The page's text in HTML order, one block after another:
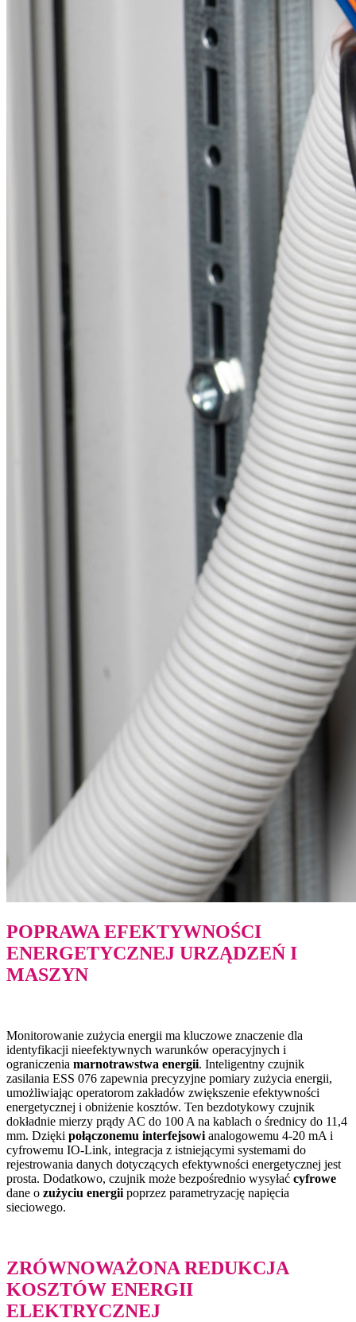
POPRAWA EFEKTYWNOŚCI
ENERGETYCZNEJ URZĄDZEŃ I
MASZYN
Monitorowanie zużycia energii ma kluczowe znaczenie dla
identyfikacji nieefektywnych warunków operacyjnych i
ograniczenia marnotrawstwa energii. Inteligentny czujnik
zasilania ESS 076 zapewnia precyzyjne pomiary zużycia energii,
umożliwiając operatorom zakładów zwiększenie efektywności
energetycznej i obniżenie kosztów. Ten bezdotykowy czujnik
dokładnie mierzy prądy AC do 100 A na kablach o średnicy do 11,4
mm. Dzięki połączonemu interfejsowi analogowemu 4-20 mA i
cyfrowemu IO-Link, integracja z istniejącymi systemami do
rejestrowania danych dotyczących efektywności energetycznej jest
prosta. Dodatkowo, czujnik może bezpośrednio wysyłać cyfrowe
dane o zużyciu energii poprzez parametryzację napięcia
sieciowego.
ZRÓWNOWAŻONA REDUKCJA
KOSZTÓW ENERGII
ELEKTRYCZNEJ